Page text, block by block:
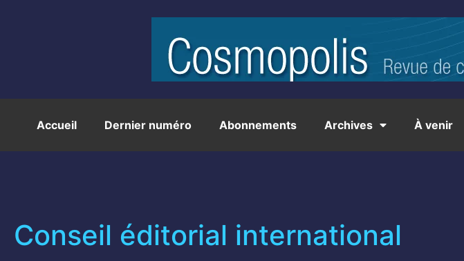
Accueil Dernier numéro Abonnements Archives À venir
Conseil éditorial international